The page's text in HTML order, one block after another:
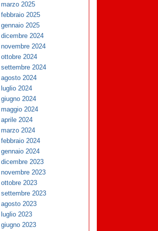
marzo 2025
febbraio 2025
gennaio 2025
dicembre 2024
novembre 2024
ottobre 2024
settembre 2024
agosto 2024
luglio 2024
giugno 2024
maggio 2024
aprile 2024
marzo 2024
febbraio 2024
gennaio 2024
dicembre 2023
novembre 2023
ottobre 2023
settembre 2023
agosto 2023
luglio 2023
giugno 2023